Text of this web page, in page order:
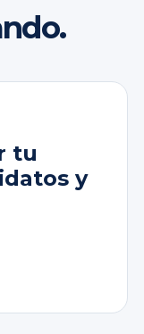
tu
y